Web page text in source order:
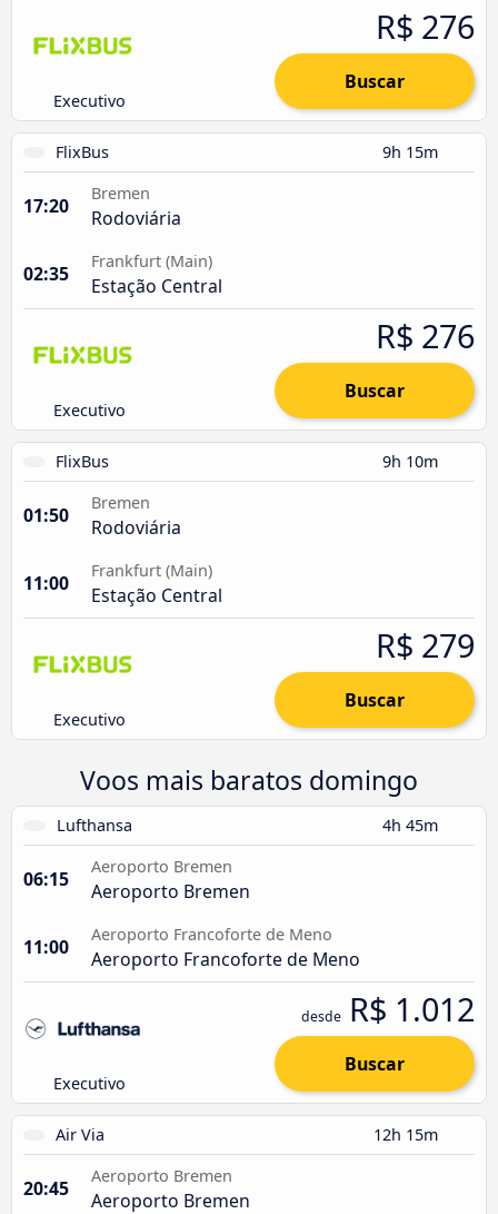
Executivo
R$ 276
Buscar
FlixBus 9h 15m
17:20
Bremen
Rodoviária
02:35
Frankfurt (Main)
Estação Central
Executivo
R$ 276
Buscar
FlixBus 9h 10m
01:50
Bremen
Rodoviária
11:00
Frankfurt (Main)
Estação Central
Executivo
R$ 279
Buscar
Voos mais baratos domingo
Lufthansa 4h 45m
06:15
Aeroporto Bremen
Aeroporto Bremen
11:00
Aeroporto Francoforte de Meno
Aeroporto Francoforte de Meno
Executivo
desde R$ 1.012
Buscar
Air Via 12h 15m
20:45
Aeroporto Bremen
Aeroporto Bremen